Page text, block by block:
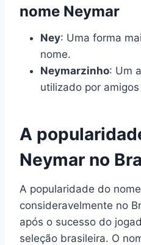
nome Neymar
Ney: Uma forma
nome.
Neymarzinho: Um
utilizado por
A
Neymar no
A popularidade do
consideravelmente no
após o sucesso do
seleção brasileira. O